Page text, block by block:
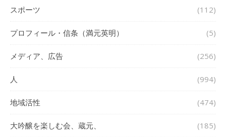
スポーツ (112)
プロフィール・信条（満元英明） (5)
メディア、広告 (256)
人 (994)
地域活性 (474)
大吟醸を楽しむ会、蔵元、 (185)